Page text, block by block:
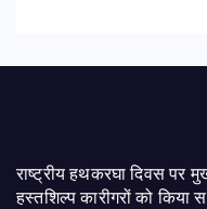
राष्ट्रीय हथकरघा दिवस पर
हस्तशिल्प कारीगरों को किया